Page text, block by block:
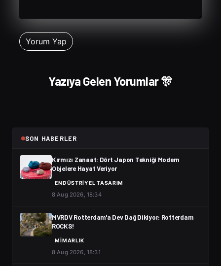
Yazıya Gelen Yorumlar 🎊
SON HABERLER
Kırmızı Zanaat: Dört Japon Tekniği Modern
Objelere Hayat Veriyor
ENDÜSTRIYEL TASARIM
8 Aug 2026, 18:34
MVRDV Rotterdam'a Dev Dağ Dikiyor: Rotterdam
ROCKS!
MIMARLIK
8 Aug 2026, 18:31